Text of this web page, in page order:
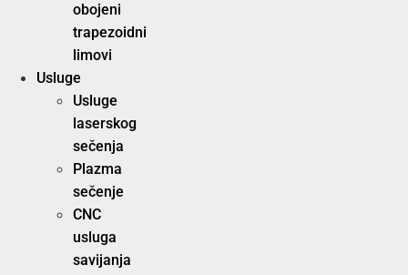
obojeni
trapezoidni
limovi
Usluge
Usluge
laserskog
sečenja
Plazma
sečenje
CNC
usluga
savijanja